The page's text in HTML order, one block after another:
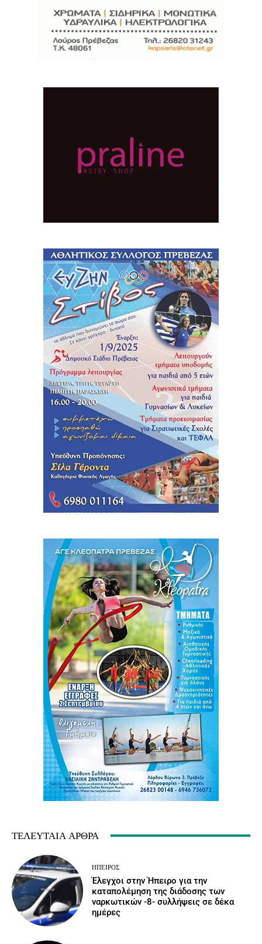
ΤΕΛΕΥΤΑΊΑ ΆΡΘΡΑ
ΉΠΕΙΡΟΣ
Έλεγχοι στην Ήπειρο για την
καταπολέμηση της διάδοσης των
ναρκωτικών -8- συλλήψεις σε δέκα
ημέρες